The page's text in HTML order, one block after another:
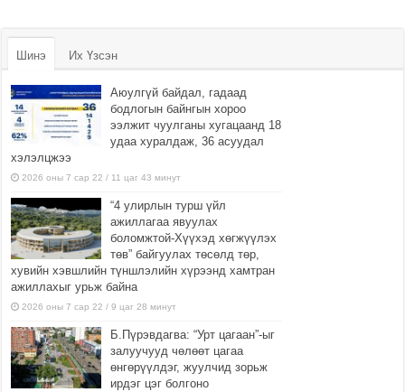
Шинэ Их Үзсэн
Аюулгүй байдал, гадаад
бодлогын байнгын хороо
ээлжит чуулганы хугацаанд 18
удаа хуралдаж, 36 асуудал
хэлэлцжээ
2026 оны 7 сар 22 / 11 цаг 43 минут
“4 улирлын турш үйл
ажиллагаа явуулах
боломжтой-Хүүхэд хөгжүүлэх
төв” байгуулах төсөлд төр,
хувийн хэвшлийн түншлэлийн хүрээнд хамтран
ажиллахыг урьж байна
2026 оны 7 сар 22 / 9 цаг 28 минут
Б.Пүрэвдагва: “Урт цагаан”-ыг
залуучууд чөлөөт цагаа
өнгөрүүлдэг, жуулчид зорьж
ирдэг цэг болгоно